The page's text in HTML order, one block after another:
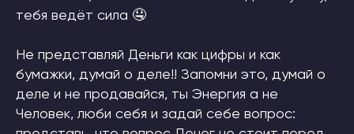
тебя ведёт сила 🤤
Не представляй Деньги как цифры и как
бумажки, думай о деле!! Запомни это, думай о
деле и не продавайся, ты Энергия а не
Человек, люби себя и задай себе вопрос:
Договор публичной оферты
Патент на Товарный Знак номер 1080007
Патент на Товарный Знак номер 902234
Лицензия на осуществление
Патент на Логотип номер 986658
Свидетельство на Товарный Знак
(знак обслуживания) номер 1095908